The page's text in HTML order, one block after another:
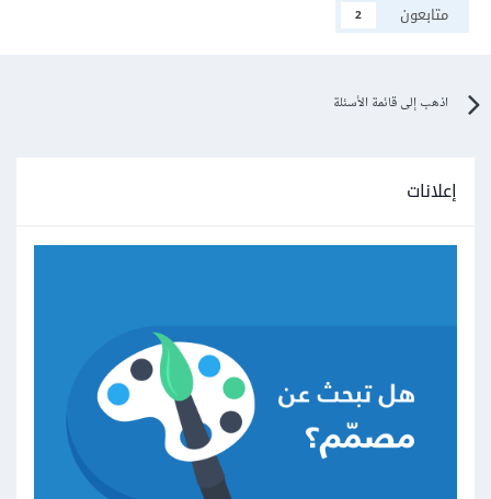
متابعون
2
اذهب إلى قائمة الأسئلة
إعلانات